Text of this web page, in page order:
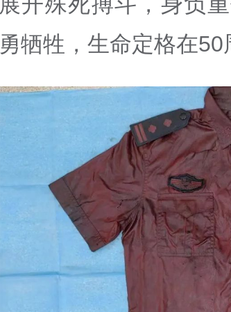
勇牺牲，生命定格在50